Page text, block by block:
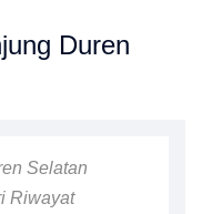
Duren
Selatan
Riwayat